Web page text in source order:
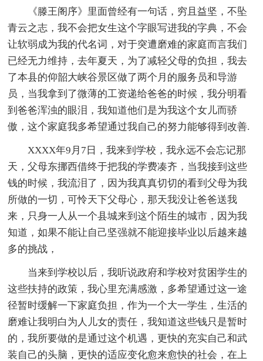
《滕王阁序》里面曾经有一句话，穷且益坚，不坠
青云之志，我不会把女生这个字眼写进我的字典，不会
让软弱成为我的代名词，对于突遭磨难的家庭而言我们
已经无力维持，去年夏天，为了减轻父母的负担，我去
了本县的仰韶大峡谷景区做了两个月的服务员和导游
员，当我拿到了微薄的工资递给爸爸的时候，我分明看
到爸爸浑浊的眼泪，我知道他们是为我这个女儿而骄
傲，这个家庭我多希望通过我自己的努力能够得到改善.
XXXX年9月7日，我来到学校，我永远不会忘记那
天，父母东挪西借终于把我的学费凑齐，当我接到这些
钱的时候，我流泪了，因为我真真切切的看到父母为我
所做的一切，可怜天下父母心，那天我没让爸爸送我
来，只身一人从一个县城来到这个陌生的城市，因为我
知道，如果不能让自己坚强就不能迎接毕业以后越来越
多的挑战，
当来到学校以后，我听说政府和学校对贫困学生的
这些扶持的政策，我心里充满感激，多希望通过这一途
径暂时缓解一下家庭负担，作为一个大一学生，生活的
磨难让我明白为人儿女的责任，我知道这些钱只是暂时
的，我所要做的是通过这个机遇，更快的充实自己和武
装自己的头脑，更快的适应变化愈来愈快的社会，在上